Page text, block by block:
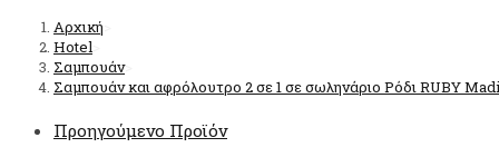
Αρχική
Hotel
Σαμπουάν>
Σαμπουάν και αφρόλουτρο 2 σε 1 σε σωληνάριο Ρόδι RUBY Madi
Προηγούμενο Προϊόν